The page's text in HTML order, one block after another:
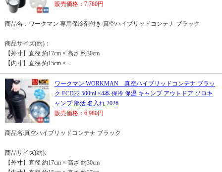
販売価格：7,780円
商品名：ワークマン 専用保冷剤付き 真空ハイブリッドコンテナ ブラック
商品サイズ(約)：
【外寸】直径 約17cm × 高さ 約30cm
【内寸】直径 約15cm ×...
ワークマン WORKMAN 真空ハイブリッドコンテナ ブラッ
ク FCD22 500ml ×4本 保冷 保温 キャンプ アウトドア ソロキ
ャンプ 部活 名入れ 2026
販売価格：6,980円
商品名:真空ハイブリッドコンテナ ブラック
商品サイズ(約):
【外寸】直径 約17cm × 高さ 約30cm